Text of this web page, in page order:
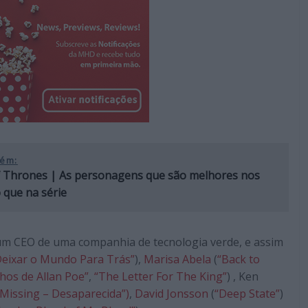
Thrones | As personagens que são melhores nos
que na série
CEO de uma companhia de tecnologia verde, e assim
o Mundo Para Trás”), Marisa Abela (“Back to
de Allan Poe”, “The Letter For The King”) , Ken
– Desaparecida”), David Jonsson (“Deep State”)